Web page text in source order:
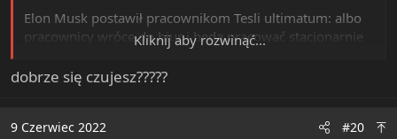
Elon Musk postawił pracownikom Tesli ultimatum: albo
pracownicy wrócę do biur i będą pracować stacjonarnie
minimum 40 godzin tygodniowo, albo mają się zwolnić.
Zdaniem Muska "pandemia rozleniwiła ludzi", a
"prawdziwej pracy nie wykonuje się wyłącznie zdalnie".
Wyborcza.pl
Kliknij aby rozwinąć...
dobrze się czujesz?????
9 Czerwiec 2022 #20